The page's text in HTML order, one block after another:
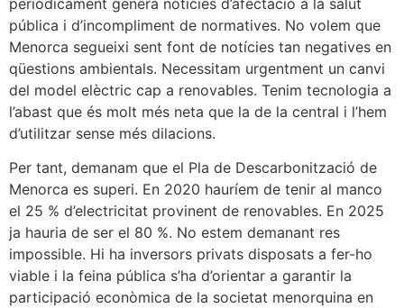
periòdicament genera notícies d’afectació a la salut
pública i d’incompliment de normatives. No volem que
Menorca segueixi sent font de notícies tan negatives en
qüestions ambientals. Necessitam urgentment un canvi
del model elèctric cap a renovables. Tenim tecnologia a
l’abast que és molt més neta que la de la central i l’hem
d’utilitzar sense més dilacions.
Per tant, demanam que el Pla de Descarbonització de
Menorca es superi. En 2020 hauríem de tenir al manco
el 25 % d’electricitat provinent de renovables. En 2025
ja hauria de ser el 80 %. No estem demanant res
impossible. Hi ha inversors privats disposats a fer-ho
viable i la feina pública s’ha d’orientar a garantir la
participació econòmica de la societat menorquina en